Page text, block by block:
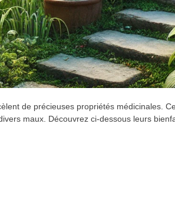
de précieuses propriétés médicinales.
maux. Découvrez ci-dessous leurs